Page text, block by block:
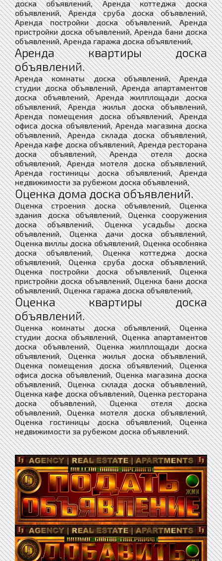
доска объявлений, Аренда коттеджа доска
объявлений, Аренда сруба доска объявлений,
Аренда постройки доска объявлений, Аренда
пристройки доска объявлений, Аренда бани доска
объявлений, Аренда гаража доска объявлений,
Аренда квартиры доска
объявлений.
Аренда комнаты доска объявлений, Аренда
студии доска объявлений, Аренда апартаментов
доска объявлений, Аренда жилплощади доска
объявлений, Аренда жилья доска объявлений,
Аренда помещения доска объявлений, Аренда
офиса доска объявлений, Аренда магазина доска
объявлений, Аренда склада доска объявлений,
Аренда кафе доска объявлений, Аренда ресторана
доска объявлений, Аренда отеля доска
объявлений, Аренда мотеля доска объявлений,
Аренда гостиницы доска объявлений, Аренда
недвижимости за рубежом доска объявлений,
Оценка дома доска объявлений.
Оценка строения доска объявлений, Оценка
здания доска объявлений, Оценка сооружения
доска объявлений, Оценка усадьбы доска
объявлений, Оценка дачи доска объявлений,
Оценка виллы доска объявлений, Оценка особняка
доска объявлений, Оценка коттеджа доска
объявлений, Оценка сруба доска объявлений,
Оценка постройки доска объявлений, Оценка
пристройки доска объявлений, Оценка бани доска
объявлений, Оценка гаража доска объявлений,
Оценка квартиры доска
объявлений.
Оценка комнаты доска объявлений, Оценка
студии доска объявлений, Оценка апартаментов
доска объявлений, Оценка жилплощади доска
объявлений, Оценка жилья доска объявлений,
Оценка помещения доска объявлений, Оценка
офиса доска объявлений, Оценка магазина доска
объявлений, Оценка склада доска объявлений,
Оценка кафе доска объявлений, Оценка ресторана
доска объявлений, Оценка отеля доска
объявлений, Оценка мотеля доска объявлений,
Оценка гостиницы доска объявлений, Оценка
недвижимости за рубежом доска объявлений.